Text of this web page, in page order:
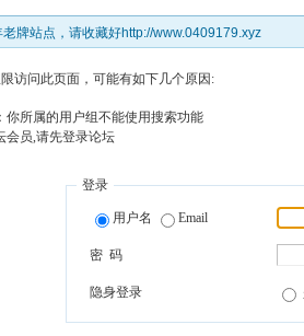
牌站点，请收藏好http://www.0409179.xyz
访问此页面，可能有如下几个原因:
你所属的用户组不能使用搜索功能
会员,请先登录论坛
登录
用户名 Email
密 码
隐身登录